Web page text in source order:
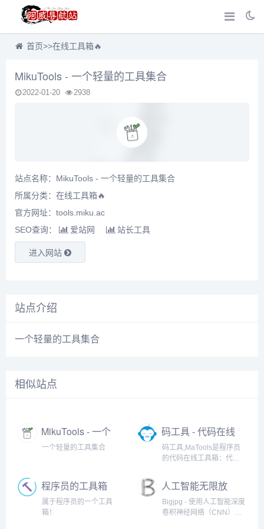
首页>>在线工具箱🔥
MikuTools - 一个轻量的工具集合
2022-01-20 2938
站点名称：MikuTools - 一个轻量的工具集合
所属分类： 在线工具箱🔥
官方网址：tools.miku.ac
SEO查询：
爱站网 站长工具
进入网站
站点介绍
一个轻量的工具集合
相似站点
MikuTools - 一个
轻量的工具集合
一个轻量的工具集合
码工具 - 代码在线
工具箱
码工具,MaTools是程序员
的代码在线工具箱：代码
密解密、时间戳、二维
码、在线API、Crontab、
正则表达式,还有js/h5/css3
特效、技术好文、编程书
程序员的工具箱
属于程序员的一个工具
箱！
人工智能无限放
大
Bigjpg - 使用人工智能深度
卷积神经网络（CNN）智